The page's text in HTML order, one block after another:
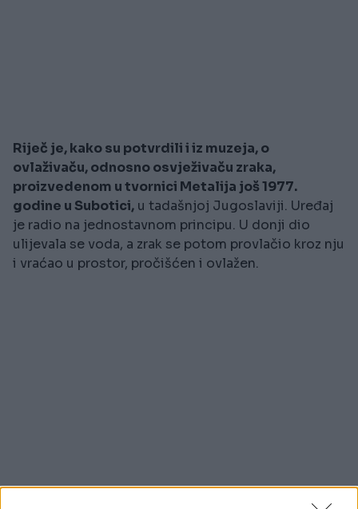
Riječ je, kako su potvrdili i iz muzeja, o
ovlaživaču, odnosno osvježivaču zraka,
proizvedenom u tvornici Metalija još 1977.
godine u Subotici, u tadašnjoj Jugoslaviji. Uređaj
je radio na jednostavnom principu. U donji dio
ulijevala se voda, a zrak se potom provlačio kroz nju
i vraćao u prostor, pročišćen i ovlažen.